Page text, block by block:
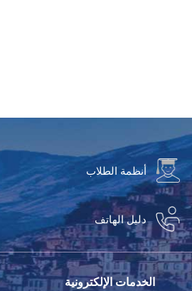
أنظمة الطلاب
دليل الهاتف
الخدمات الإلكترونية